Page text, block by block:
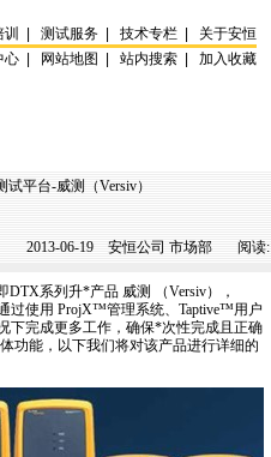
训 测试服务 技术专栏
关于安恒
心 |
网站地图 站内搜索 加入收藏
平台-威测（Versiv）
2013-06-19安恒公司 市场部 阅读:
DTX系列升*产品 威测 （Versiv），
过使用 ProjX™管理系统、Taptive™用户
下完成更多工作，确保*次性完成且正确
功能，以下我们将对该产品进行详细的